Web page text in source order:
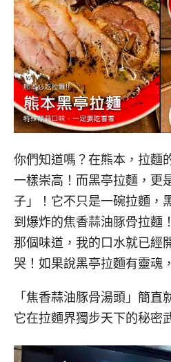
你們知道嗎？在熊本，拉麵
一樣崇高！而黑亭拉麵，更
子」！它不只是一碗拉麵，
到爆炸的焦香蒜油豚骨拉麵
那個味道，我的口水就已經
哭！如果說黑亭拉麵有靈魂
「焦香蒜油豚骨湯頭」簡直
它在拉麵界獨步天下的秘密